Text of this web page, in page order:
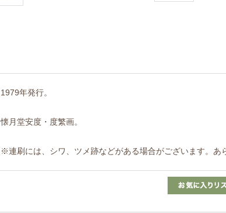
1979年発行。
懐月堂安度・度繁画。
※連刷には、シワ、ツメ跡などがある場合がございます。あ